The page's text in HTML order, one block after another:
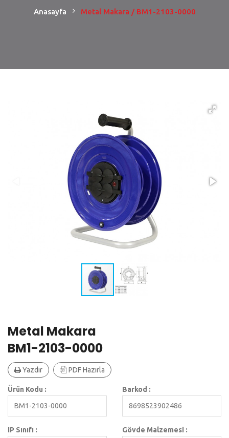
Anasayfa Metal Makara / BM1-2103-0000
Metal Makara
BM1-2103-0000
Yazdır PDF Hazırla
Ürün Kodu :
BM1-2103-0000
Barkod :
8698523902486
IP Sınıfı :
Gövde Malzemesi :